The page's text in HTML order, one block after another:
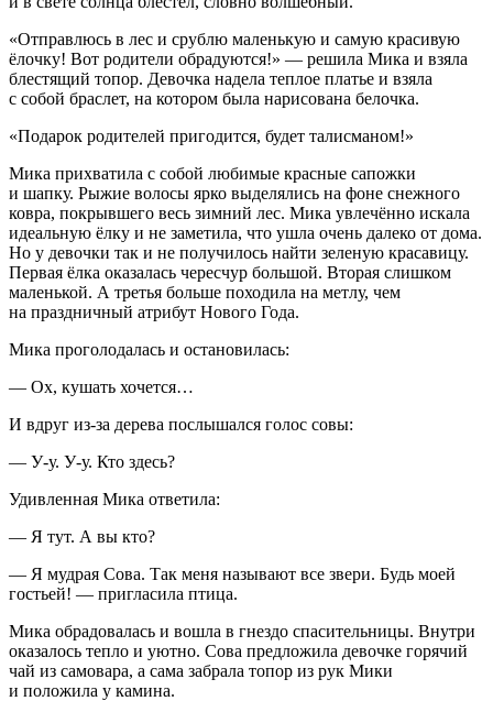
«Отправлюсь в лес и срублю маленькую и самую красивую
ёлочку! Вот родители обрадуются!» — решила Мика и взяла
блестящий топор. Девочка надела теплое платье и взяла
с собой браслет, на котором была нарисована белочка.
«Подарок родителей пригодится, будет талисманом!»
Мика прихватила с собой любимые красные сапожки
и шапку. Рыжие волосы ярко выделялись на фоне снежного
ковра, покрывшего весь зимний лес. Мика увлечённо искала
идеальную ёлку и не заметила, что ушла очень далеко от дома.
Но у девочки так и не получилось найти зеленую красавицу.
Первая ёлка оказалась чересчур большой. Вторая слишком
маленькой. А третья больше походила на метлу, чем
на праздничный атрибут Нового Года.
Мика проголодалась и остановилась:
— Ох, кушать хочется…
И вдруг из-за дерева послышался голос совы:
— У-у. У-у. Кто здесь?
Удивленная Мика ответила:
— Я тут. А вы кто?
— Я мудрая Сова. Так меня называют все звери. Будь моей
гостьей! — пригласила птица.
Мика обрадовалась и вошла в гнездо спасительницы. Внутри
оказалось тепло и уютно. Сова предложила девочке горячий
чай из самовара, а сама забрала топор из рук Мики
и положила у камина.